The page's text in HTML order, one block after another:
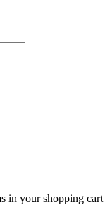
in your shopping cart